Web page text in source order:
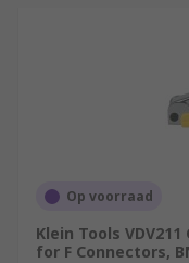
Op voorraad
Klein Tools
for F Connectors,